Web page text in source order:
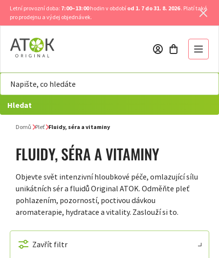
Přejít
obsah
Letní provozní doba: 7:00–13:00hodin v období od 1. 7 do 31. 8. 2026. Platí také
pro prodejnu a výdej objednávek.
Hledat
Domů Pleť Fluidy, séra a vitaminy
FLUIDY, SÉRA A VITAMINY
Objevte svět intenzivní hloubkové péče, omlazující sílu
unikátních sér a fluidů Original ATOK. Odměňte pleť
pohlazením, pozorností, poctivou dávkou
aromaterapie, hydratace a vitality. Zaslouží si to.
Zavřít filtr
VÝPIS
PRODUKTŮ